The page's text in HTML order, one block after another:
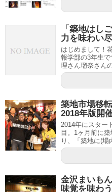
「築地はし
力を味わい
はじめまして！
報学部の3年生
理さん瑠奈さん
築地市場移
2018年版開
2014年にスター
目。1ヶ月前に
り、「築地に(場
金沢まいも
味覚を味わう